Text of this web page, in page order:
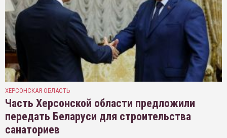
ХЕРСОНСКАЯ ОБЛАСТЬ
Часть Херсонской области предложили
передать Беларуси для строительства
санаториев